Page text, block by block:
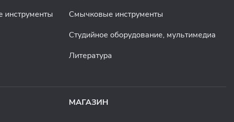
инструменты
Смычковые инструменты
Студийное оборудование, мультимедиа
Литература
МАГАЗИН